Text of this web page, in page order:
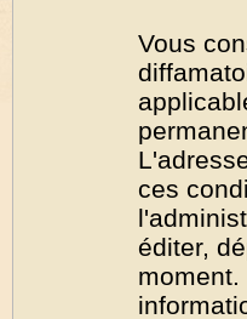
Vous
ces
éditer,